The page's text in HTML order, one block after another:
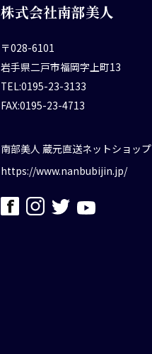
株式会社南部美人
〒028-6101
岩手県二戸市福岡字上町13
TEL:0195-23-3133
FAX:0195-23-4713
南部美人 蔵元直送ネットショップ
https://www.nanbubijin.jp/